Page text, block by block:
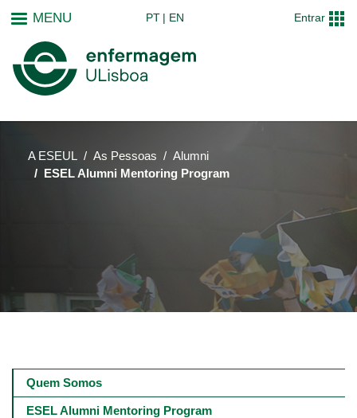
MENU PT EN Entrar
A ESEUL As Pessoas
Alumni
ESEL Alumni Mentoring Program
Main
navigation
Quem Somos
ESEL Alumni Mentoring Program